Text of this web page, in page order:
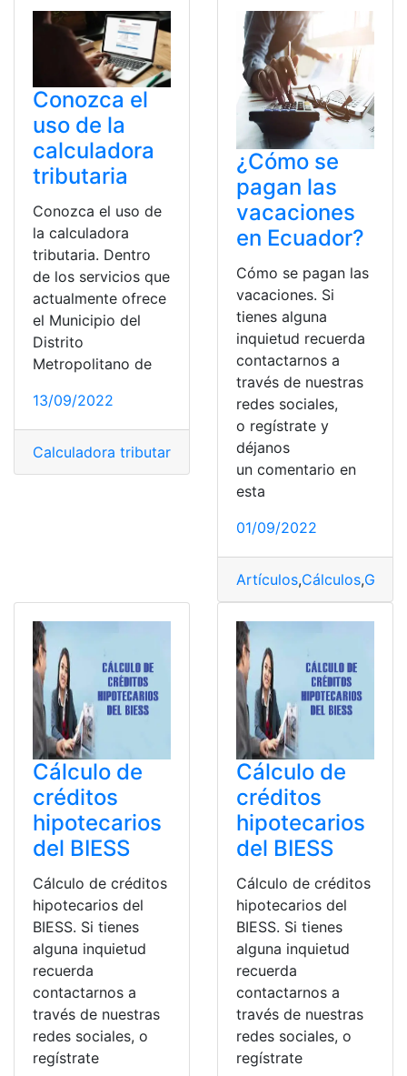
Conozca el
uso de la
calculadora
tributaria
Conozca el uso de
la calculadora
tributaria. Dentro
de los servicios que
actualmente ofrece
el Municipio del
Distrito
Metropolitano de
13/09/2022
Calculadora tributaria Cálculos,Consultas
¿Cómo se
pagan las
vacaciones
en Ecuador?
Cómo se pagan las
vacaciones. Si
tienes alguna
inquietud recuerda
contactarnos a
través de nuestras
redes sociales,
o regístrate y
déjanos
un comentario en
esta
01/09/2022
Artículos,Cálculos,
Cálculo de
créditos
hipotecarios
del BIESS
Cálculo de créditos
hipotecarios del
BIESS. Si tienes
alguna inquietud
recuerda
contactarnos a
través de nuestras
redes sociales, o
regístrate
Cálculo de
créditos
hipotecarios
del BIESS
Cálculo de créditos
hipotecarios del
BIESS. Si tienes
alguna inquietud
recuerda
contactarnos a
través de nuestras
redes sociales, o
regístrate